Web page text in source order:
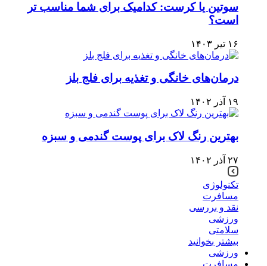
سوتین یا کرست: کدامیک برای شما مناسب تر
است؟
۱۶ تیر ۱۴۰۳
درمان‌های خانگی و تغذیه برای فلج بلز
۱۹ آذر ۱۴۰۲
بهترین رنگ لاک برای پوست گندمی و سبزه
۲۷ آذر ۱۴۰۲
تکنولوژی
مسافرت
نقد و بررسی
ورزشی
سلامتی
بیشتر بخوانید
ورزشی
مسافرت